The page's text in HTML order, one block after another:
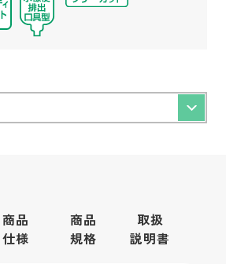
商品
仕様
商品
規格
取扱
説明書